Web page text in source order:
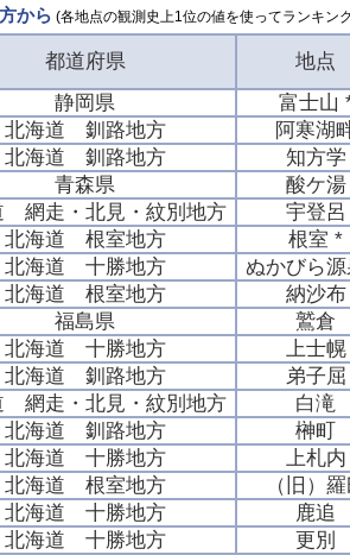
から (各地点の観測史上1位の値を使ってランキン
都道府県
地点
静岡県
富士山
北海道 釧路地方
阿寒湖
北海道 釧路地方
知方学
青森県
酸ケ湯
網走・北見・紋別地方
宇登呂
北海道 根室地方
根室 *
北海道 十勝地方
ぬかびら
北海道 根室地方
納沙布
福島県
鷲倉
北海道 十勝地方
上士幌
北海道 釧路地方
弟子屈
網走・北見・紋別地方
白滝
北海道 釧路地方
榊町
北海道 十勝地方
上札内
北海道 根室地方
（旧）
北海道 十勝地方
鹿追
北海道 十勝地方
更別